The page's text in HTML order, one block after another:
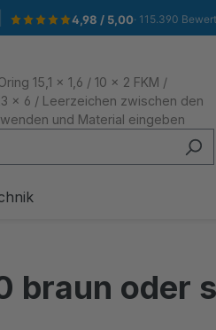
4,98 / 5,00· 115.390
15,1 x 1,6 / 10 x 2 FKM /
x 6 / Leerzeichen zwischen den
und Material eingeben
braun oder